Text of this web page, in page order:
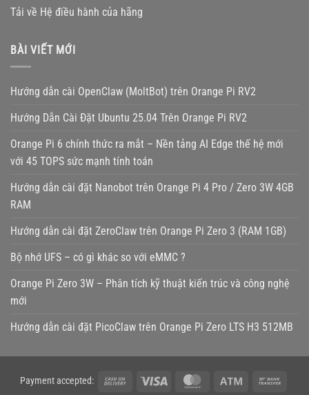
Tải về Hệ điều hành của hãng
BÀI VIẾT MỚI
Hướng dẫn cài OpenClaw (MoltBot) trên Orange Pi RV2
Hướng Dẫn Cài Đặt Ubuntu 25.04 Trên Orange Pi RV2
Orange Pi 6 chính thức ra mắt – Nền tảng AI Edge thế hệ mới
với 45 TOPS sức mạnh tính toán
Hướng dẫn cài đặt Nanobot trên Orange Pi 4 Pro / Zero 3W 4GB
RAM
Hướng dẫn cài đặt ZeroClaw trên Orange Pi Zero 3 (RAM 1GB)
Bộ nhớ UFS – có gì khác so với eMMC ?
Orange Pi Zero 3W – Phân tích kỹ thuật kiến trúc và công nghệ
mới
Hướng dẫn cài đặt PicoClaw trên Orange Pi Zero LTS H3 512MB
Payment accepted:
Cash
MasterCard Atm